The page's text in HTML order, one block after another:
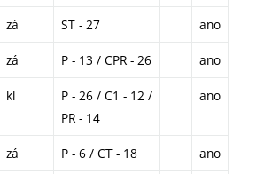
zá ST - 27 ano
zá P - 13 / CPR - 26 ano
kl
P - 26 / C1 - 12 /
PR - 14
ano
zá P - 6 / CT - 18 ano